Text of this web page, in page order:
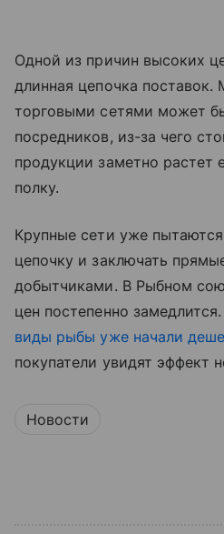
Одной из причин высоких
длинная цепочка
торговыми сетями может
посредников, из-за чего
продукции заметно растет
полку.
Крупные сети уже
цепочку и заключать
добытчиками. В Рыбном
цен постепенно
виды рыбы уже начали
покупатели увидят эффект
Новости